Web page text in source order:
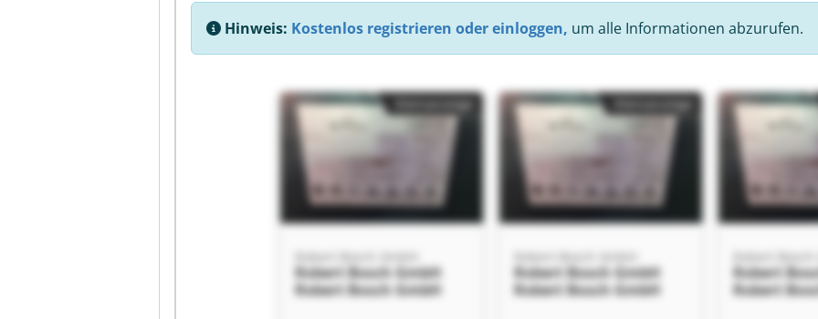
Hinweis: Kostenlos registrieren oder einloggen, um alle Informationen abzurufen.
Robert Bosch GmbH
Robert Bosch GmbH
Robert Bosch GmbH
Robert Bosch GmbH
Robert Bosch GmbH
Robert Bosch GmbH
Robert
Robert
Robert